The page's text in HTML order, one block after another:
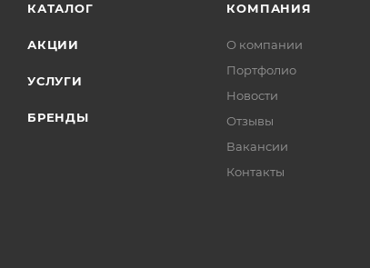
КАТАЛОГ
АКЦИИ
УСЛУГИ
БРЕНДЫ
КОМПАНИЯ
О компании
Портфолио
Новости
Отзывы
Вакансии
Контакты